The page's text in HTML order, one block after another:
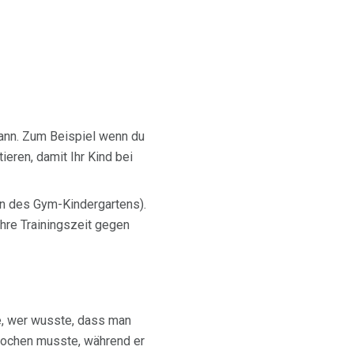
Zum Beispiel wenn du
damit Ihr Kind bei
des Gym-Kindergartens).
Trainingszeit gegen
wer wusste, dass man
musste, während er